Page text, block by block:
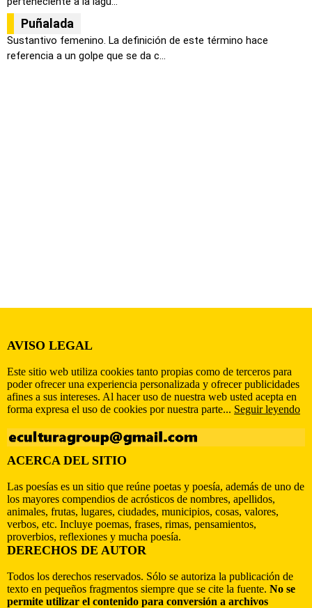
Puñalada
Sustantivo femenino. La definición de este término hace
referencia a un golpe que se da c...
AVISO LEGAL
Este sitio web utiliza cookies tanto propias como de terceros para
poder ofrecer una experiencia personalizada y ofrecer publicidades
afines a sus intereses. Al hacer uso de nuestra web usted acepta en
forma expresa el uso de cookies por nuestra parte... Seguir leyendo
ACERCA DEL SITIO
Las poesías es un sitio que reúne poetas y poesía, además de uno de
los mayores compendios de acrósticos de nombres, apellidos,
animales, frutas, lugares, ciudades, municipios, cosas, valores,
verbos, etc. Incluye poemas, frases, rimas, pensamientos,
proverbios, reflexiones y mucha poesía.
DERECHOS DE AUTOR
Todos los derechos reservados. Sólo se autoriza la publicación de
texto en pequeños fragmentos siempre que se cite la fuente. No se
permite utilizar el contenido para conversión a archivos